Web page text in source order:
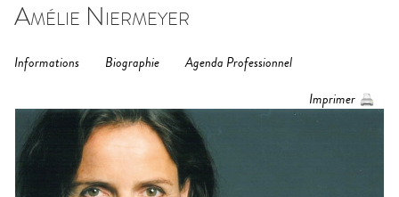
Amélie Niermeyer
Informations Biographie
Agenda Professionnel
Imprimer